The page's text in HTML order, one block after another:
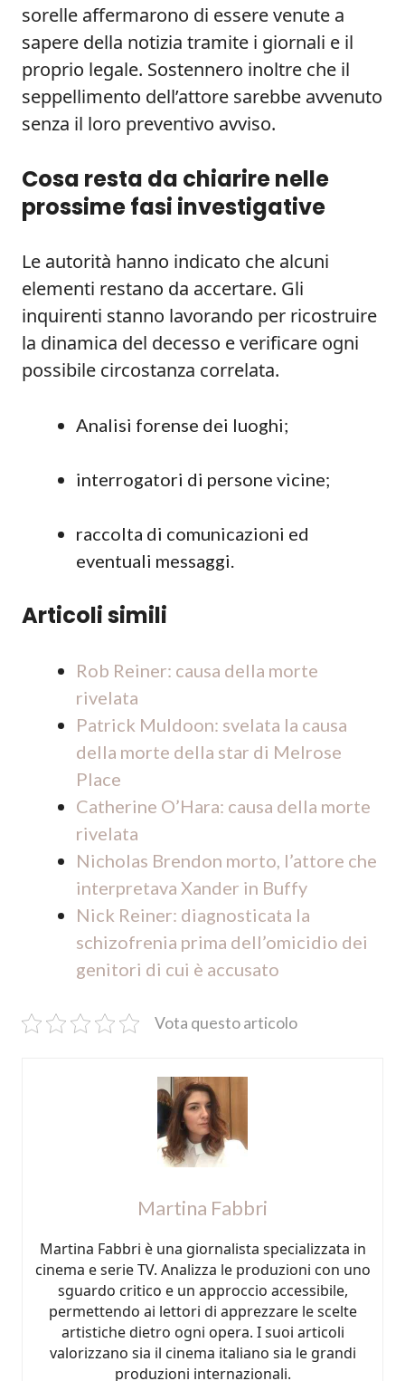
sorelle affermarono di essere venute a
sapere della notizia tramite i giornali e il
proprio legale. Sostennero inoltre che il
seppellimento dell’attore sarebbe avvenuto
senza il loro preventivo avviso.
Cosa resta da chiarire nelle
prossime fasi investigative
Le autorità hanno indicato che alcuni
elementi restano da accertare. Gli
inquirenti stanno lavorando per ricostruire
la dinamica del decesso e verificare ogni
possibile circostanza correlata.
Analisi forense dei luoghi;
interrogatori di persone vicine;
raccolta di comunicazioni ed
eventuali messaggi.
Articoli simili
Rob Reiner: causa della morte
rivelata
Patrick Muldoon: svelata la causa
della morte della star di Melrose
Place
Catherine O’Hara: causa della morte
rivelata
Nicholas Brendon morto, l’attore che
interpretava Xander in Buffy
Nick Reiner: diagnosticata la
schizofrenia prima dell’omicidio dei
genitori di cui è accusato
Vota questo articolo
Martina Fabbri
Martina Fabbri è una giornalista specializzata in
cinema e serie TV. Analizza le produzioni con uno
sguardo critico e un approccio accessibile,
permettendo ai lettori di apprezzare le scelte
artistiche dietro ogni opera. I suoi articoli
valorizzano sia il cinema italiano sia le grandi
produzioni internazionali.